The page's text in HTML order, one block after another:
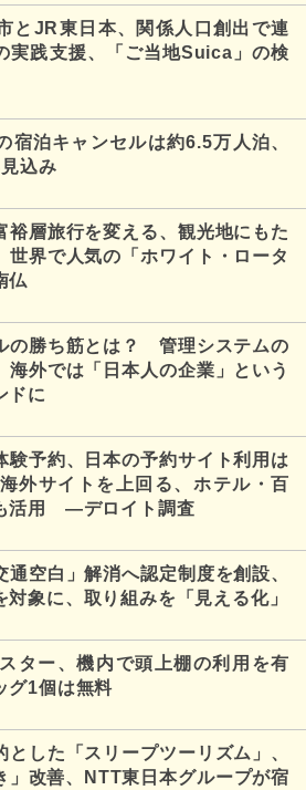
とJR東日本、関係人口創出で連
実践支援、「ご当地Suica」の検
宿泊キャンセルは約6.5万人泊、
込み
裕層旅行を変える、観光地にもた
世界で人気の「ホワイト・ロータ
仏
の勝ち筋とは？ 管理システムの
海外では「日本人の企業」という
ドに
験予約、日本の予約サイト利用は
外サイトを上回る、ホテル・百
活用 ―デロイト調査
通空白」解消へ認定制度を創設、
象に、取り組みを「見える化」
ター、機内で頭上棚の利用を有
グ1個は無料
とした「スリープツーリズム」、
」改善、NTT東日本グループが宿